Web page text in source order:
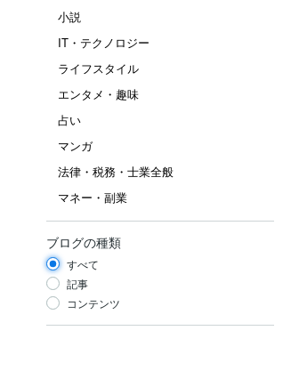
小説
IT・テクノロジー
ライフスタイル
エンタメ・趣味
占い
マンガ
法律・税務・士業全般
マネー・副業
ブログの種類
すべて
記事
コンテンツ